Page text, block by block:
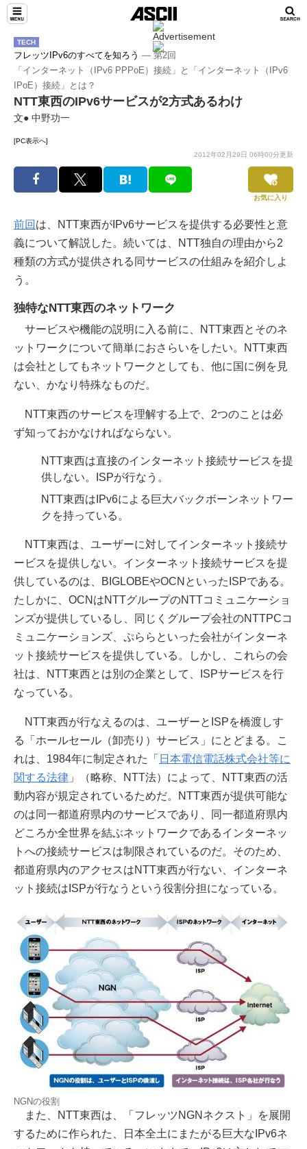
TECH
フレッツIPv6のすべてを知ろう ― 第2回
「インターネット（IPv6 PPPoE）接続」と「インターネット（IPv6
IPoE）接続」とは？
NTT東西のIPv6サービスが2方式あるわけ
文● 中野功一
[PC表示へ]
2012年02月29日 06時00分更新
お気に入り
前回 は、NTT東西がIPv6サービスを提供する必要性と意
義について解説した。続いては、NTT独自の理由から2
種類の方式が提供される同サービスの仕組みを紹介しよ
う。
独特なNTT東西のネットワーク
サービスや機能の説明に入る前に、NTT東西とそのネ
ットワークについて簡単におさらいをしたい。NTT東西
は会社としてもネットワークとしても、他に国に例を見
ない、かなり特殊なものだ。
NTT東西のサービスを理解する上で、2つのことは必
ず知っておかなければならない。
NTT東西は直接のインターネット接続サービスを提
供しない。ISPが行なう。
NTT東西はIPv6による巨大バックボーンネットワー
クを持っている。
NTT東西は、ユーザーに対してインターネット接続サ
ービスを提供しない。インターネット接続サービスを提
供しているのは、BIGLOBEやOCNといったISPである。
たしかに、OCNはNTTグループのNTTコミュニケーショ
ンズが提供しているし、同じくグループ会社のNTTPCコ
ミュニケーションズ、ぷららといった会社がインターネ
ット接続サービスを提供している。しかし、これらの会
社は、NTT東西とは別の企業として、ISPサービスを行
なっている。
NTT東西が行なえるのは、ユーザーとISPを橋渡しす
る「ホールセール（卸売り）サービス」にとどまる。こ
れは、1984年に制定された「 日本電信電話株式会社等に
関する法律 」（略称、NTT法）によって、NTT東西の活
動内容が規定されているためだ。NTT東西が提供可能な
のは同一都道府県内のサービスであり、同一都道府県内
どころか全世界を結ぶネットワークであるインターネッ
トへの接続サービスは制限されているのだ。そのため、
都道府県内のアクセスはNTT東西が行ない、インターネ
ット接続はISPが行なうという役割分担になっている。
NGNの役割
また、NTT東西は、「フレッツNGNネクスト」を展開
するために作られた、日本全土にまたがる巨大なIPv6ネ